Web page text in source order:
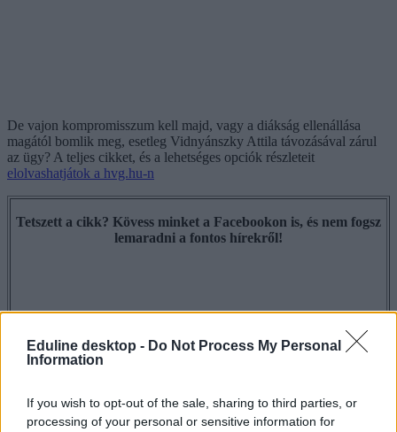
Eduline desktop - Do Not Process My Personal
Information
If you wish to opt-out of the sale, sharing to third parties, or
processing of your personal or sensitive information for
De vajon kompromisszum kell majd, vagy a diákság ellenállása
magától bomlik meg, esetleg Vidnyánszky Attila távozásával zárul
az ügy? A teljes cikket, és a lehetséges opciók részleteit
elolvashatjátok a hvg.hu-n
Tetszett a cikk? Kövess minket a Facebookon is, és nem fogsz
lemaradni a fontos hírekről!